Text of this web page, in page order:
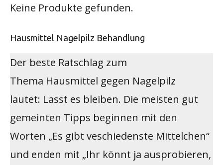
Keine Produkte gefunden.
Hausmittel Nagelpilz Behandlung
Der beste Ratschlag zum
Thema Hausmittel gegen Nagelpilz
lautet: Lasst es bleiben. Die meisten gut
gemeinten Tipps beginnen mit den
Worten „Es gibt veschiedenste Mittelchen“
und enden mit „Ihr könnt ja ausprobieren,